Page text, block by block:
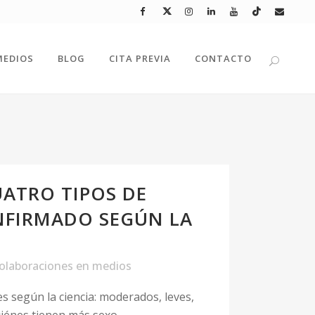
BLOG CITA PREVIA CONTACTO
TIPOS DE
SEGÚN LA
en medios
según la ciencia: moderados, leves,